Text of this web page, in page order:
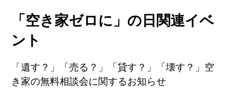
「空き家ゼロに」の日関連イベ
ント
「遺す？」「売る？」「貸す？」「壊す？」空
き家の無料相談会に関するお知らせ